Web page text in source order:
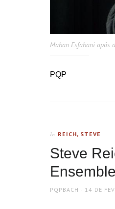
Mahan Esfahani após
PQP
In REICH, STEVE
Steve
AUTHOR
PQPBACH
POSTED
14 DE